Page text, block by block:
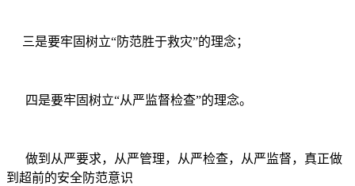
三是要牢固树立“防范胜于救灾”的理念；
四是要牢固树立“从严监督检查”的理念。
做到从严要求，从严管理，从严检查，从严监督，真正做
到超前的安全防范意识